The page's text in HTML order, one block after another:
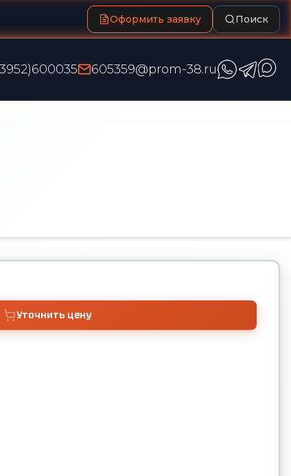
Оформить заявку Поиск
605359@prom-38.ru
Уточнить цену